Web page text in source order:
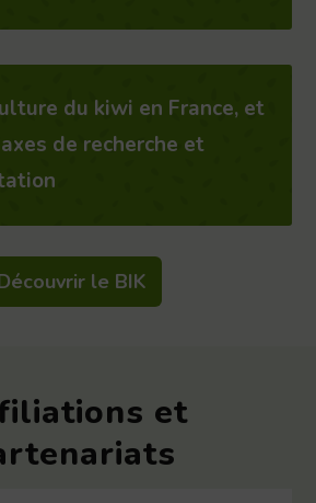
du kiwi en France, et
de recherche et
le BIK
et